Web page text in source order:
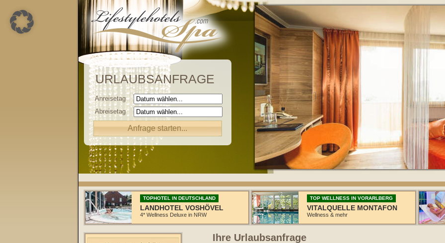
URLAUBSANFRAGE
Anreisetag
Abreisetag
TOPHOTEL IN DEUTSCHLAND
LANDHOTEL VOSHÖVEL
4* Wellness Deluxe in NRW
TOP WELLNESS IN VORARLBERG
VITALQUELLE MONTAFON
Wellness & mehr
Ihre Urlaubsanfrage